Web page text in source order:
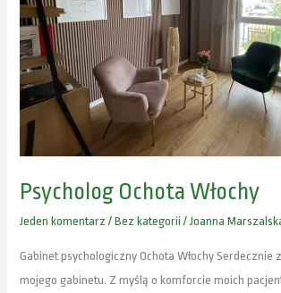
Psycholog Ochota Włochy
Jeden komentarz /Bez kategorii /Joanna
Gabinet psychologiczny Ochota Włochy Serdecznie
mojego gabinetu. Z myślą o komforcie moich